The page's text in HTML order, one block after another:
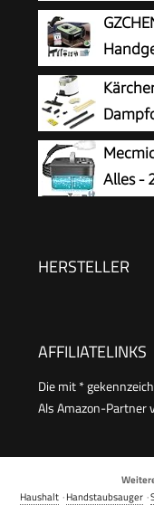
Fenster, Polster
Hochdruck-
Bakterien
Druck – 99,99%
Natürlich,Steam
Fenster, Polster
inkl.
Mikrofaser-
Alles -
Dampfreinigung
HERSTELLER
AFFILIATELINKS
Die mit *
Als Amazon-Partner
Haushalt ·Handstaubsauger ·